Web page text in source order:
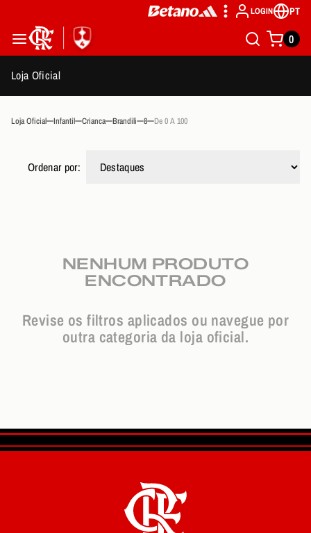
LOGIN PT
0
Loja Oficial
Loja Oficial Infantil Crianca Brandili 8 De 0 A 100
Ordenar por:
NENHUM PRODUTO
ENCONTRADO
Revise os filtros aplicados ou navegue por
outra categoria da loja oficial.